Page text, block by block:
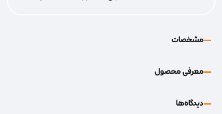
مشخصات
معرفی محصول
دیدگاه‌‌ها